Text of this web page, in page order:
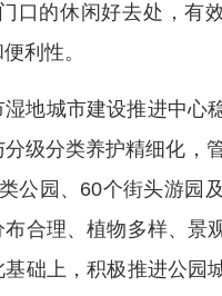
口的休闲好去处，有
利性。
湿地城市建设推进中心
级分类养护精细化，
公园、60个街头游园
合理、植物多样、景
础上，积极推进公园